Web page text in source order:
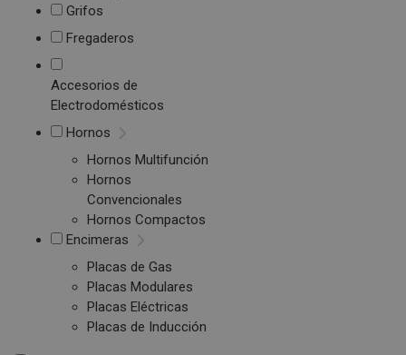
Grifos
Fregaderos
Accesorios de
Electrodomésticos
Hornos
Hornos Multifunción
Hornos
Convencionales
Hornos Compactos
Encimeras
Placas de Gas
Placas Modulares
Placas Eléctricas
Placas de Inducción